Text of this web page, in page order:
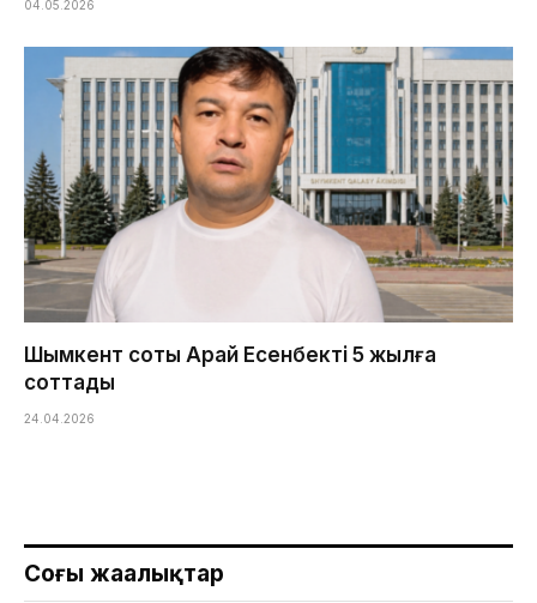
04.05.2026
Шымкент соты Арай Есенбекті 5 жылға
соттады
24.04.2026
Соңғы жаңалықтар